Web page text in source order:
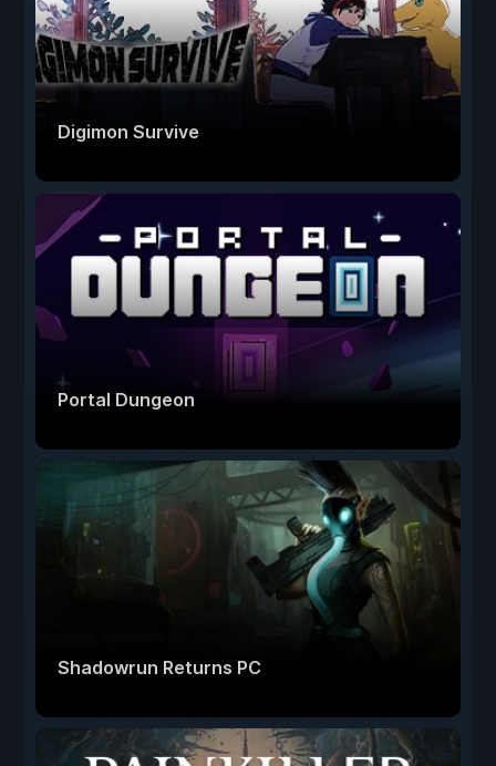
Digimon Survive
Portal Dungeon
Shadowrun Returns PC